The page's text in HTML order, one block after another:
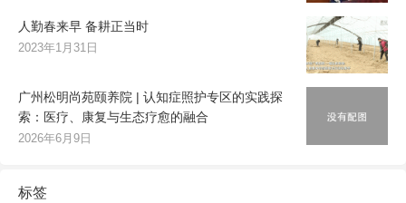
人勤春来早 备耕正当时
2023年1月31日
广州松明尚苑颐养院 | 认知症照护专区的实践探
索：医疗、康复与生态疗愈的融合
2026年6月9日
标签